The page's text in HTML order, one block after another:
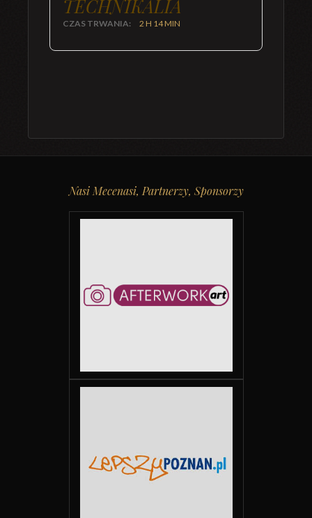
TECHNIKALIA
CZAS TRWANIA: 2 H 14 MIN
Nasi Mecenasi, Partnerzy, Sponsorzy